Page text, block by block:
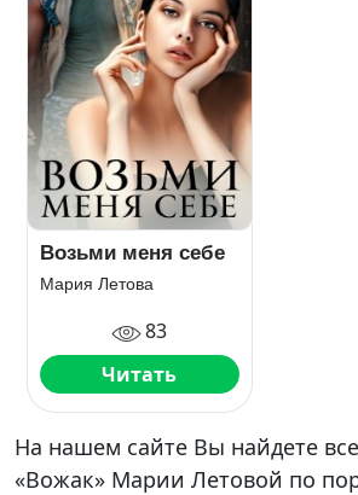
Возьми меня себе
Мария Летова
83
Читать
На нашем сайте Вы найдете
«Вожак» Марии Летовой по